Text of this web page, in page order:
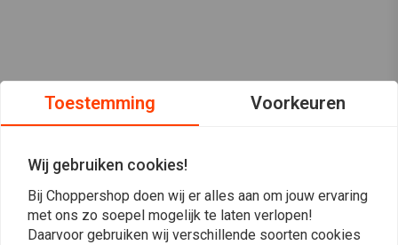
Toestemming Voorkeuren
Wij gebruiken cookies!
Bij Choppershop doen wij er alles aan om jouw ervaring
met ons zo soepel mogelijk te laten verlopen!
Daarvoor gebruiken wij verschillende soorten cookies